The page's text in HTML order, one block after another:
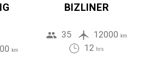
km
BIZLINER
35 12000 km
12 hrs